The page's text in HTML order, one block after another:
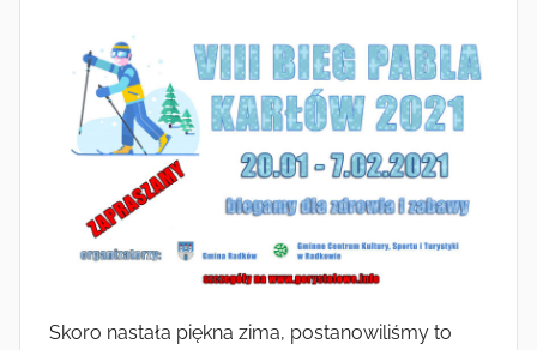
z
e
z
d
m
n
Skoro nastała piękna zima, postanowiliśmy to